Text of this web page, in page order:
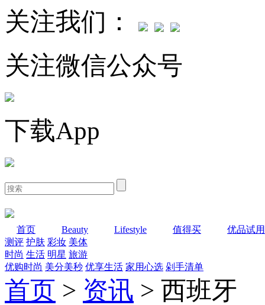
关注我们：
关注微信公众号
下载App
首页 Beauty Lifestyle 值得买
优品试用
测评 护肤 彩妆 美体
时尚 生活 明星 旅游
优购时尚 美分美秒 优享生活 家用心选 剁手清单
首页 > 资讯 > 西班牙